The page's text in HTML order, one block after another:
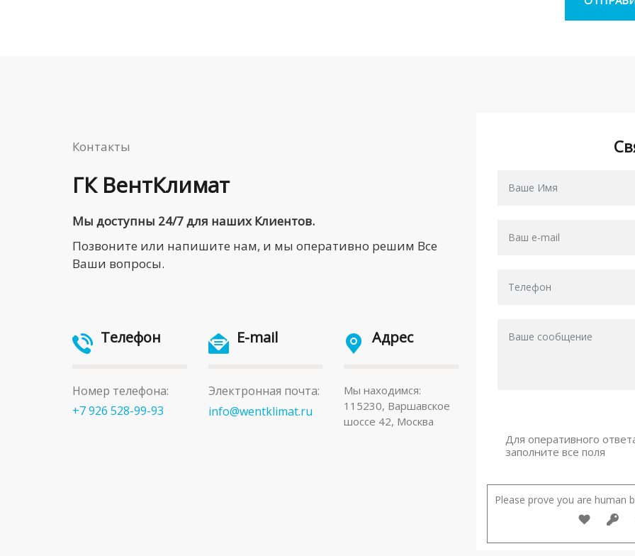
Контакты
ГК ВентКлимат
Мы доступны 24/7 для наших Клиентов.
Позвоните или напишите нам, и мы оперативно решим Все
Ваши вопросы.
Телефон
Номер телефона:
+7 926 528-99-93
E-mail
Электронная почта:
info@wentklimat.ru
Адрес
Мы находимся:
115230, Варшавское
шоссе 42, Москва
Для оперативного
заполните все поля
Please prove you are human